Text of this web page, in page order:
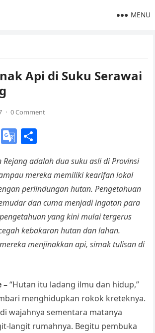
MENU
Api di Suku Serawai
· 0 Comment
C G
o
gl
e
Tr
a
n
at
e
ar
e
Rejang adalah dua suku asli di Provinsi
mereka memiliki kearifan lokal
perlindungan hutan. Pengetahuan
dan cuma menjadi ingatan para
yang kini mulai tergerus
kebakaran hutan dan lahan.
menjinakkan api, simak tulisan di
–“Hutan itu ladang ilmu dan hidup,”
menghidupkan rokok kreteknya.
wajahnya sementara matanya
langit rumahnya. Begitu pembuka